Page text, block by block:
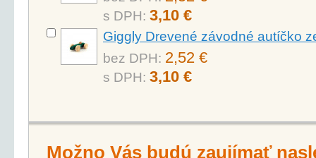
s DPH: 3,10 €
Giggly Drevené závodné autíčko
bez DPH: 2,52 €
s DPH: 3,10 €
Možno Vás budú zaujímať